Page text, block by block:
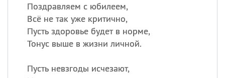
Поздравляем с юбилеем,
Всё не так уже критично,
Пусть здоровье будет в норме,
Тонус выше в жизни личной.
Пусть невзгоды исчезают,